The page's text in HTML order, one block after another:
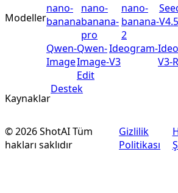
Modeller
nano-
banana
nano-
banana-
pro
nano-
banana-
2
V4.5
Qwen-
Image
Qwen-
Image-
Edit
Ideogram-
V3
V3-
Kaynaklar
Destek
©2026ShotAITüm
hakları saklıdır
Gizlilik
Politikası